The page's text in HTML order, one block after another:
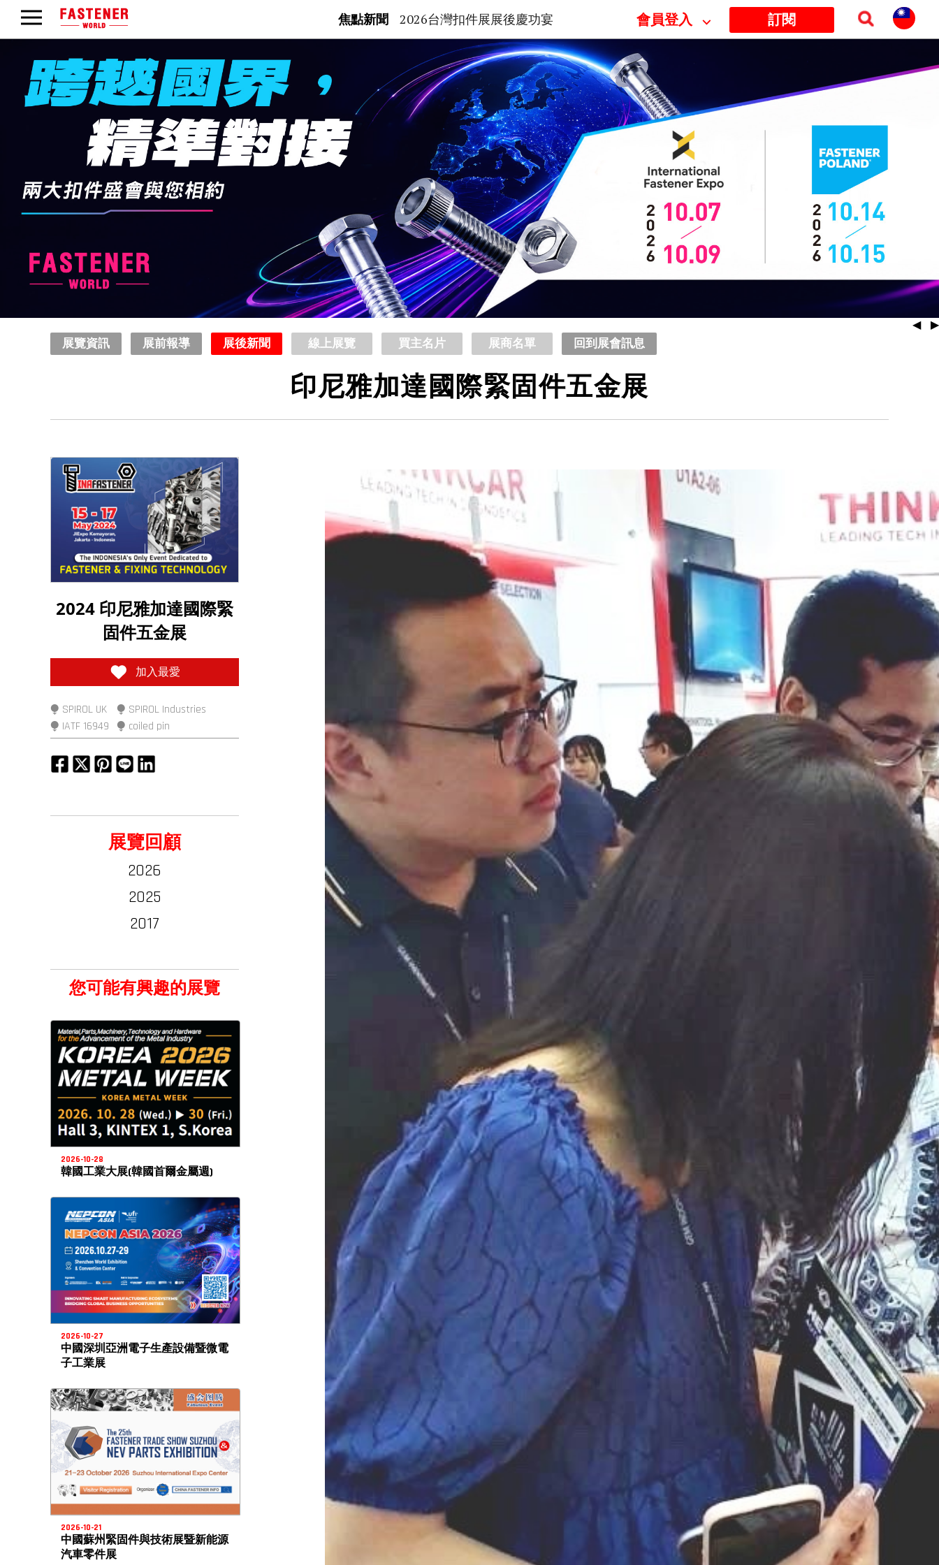
焦點新聞 2026台灣扣件展展後慶功宴 會員登入 ⌵ 訂閱
◀ ▶
展覽資訊 展前報導 展後新聞 線上展覽 買主名片 展商名單 回到展會訊息
印尼雅加達國際緊固件五金展
2024 印尼雅加達國際緊
固件五金展
加入最愛
⧭ SPIROL UK
⧭ SPIROL Industries
⧭ IATF 16949
⧭ coiled pin
展覽回顧
2026
2025
2017
您可能有興趣的展覽
2026-10-28
韓國工業大展(韓國首爾金屬週)
2026-10-27
中國深圳亞洲電子生產設備暨微電
子工業展
2026-10-21
中國蘇州緊固件與技術展暨新能源
汽車零件展